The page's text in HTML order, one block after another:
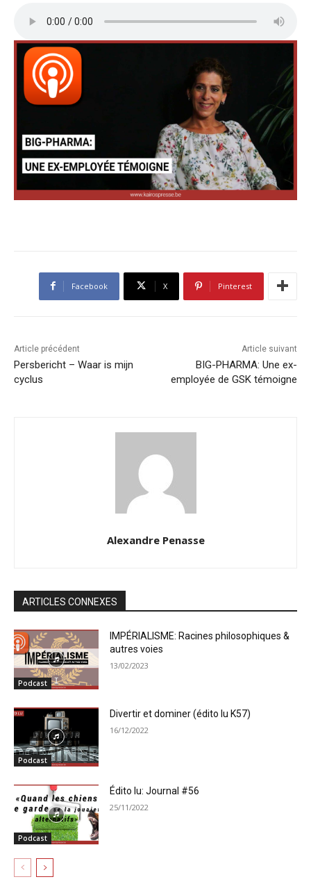
Facebook X Pinterest
Article précédent
Persbericht – Waar is mijn
cyclus
Article suivant
BIG-PHARMA: Une ex-
employée de GSK témoigne
Alexandre Penasse
ARTICLES CONNEXES
Podcast
IMPÉRIALISME: Racines philosophiques &
autres voies
13/02/2023
Podcast
Divertir et dominer (édito lu K57)
16/12/2022
Podcast
Édito lu: Journal #56
25/11/2022